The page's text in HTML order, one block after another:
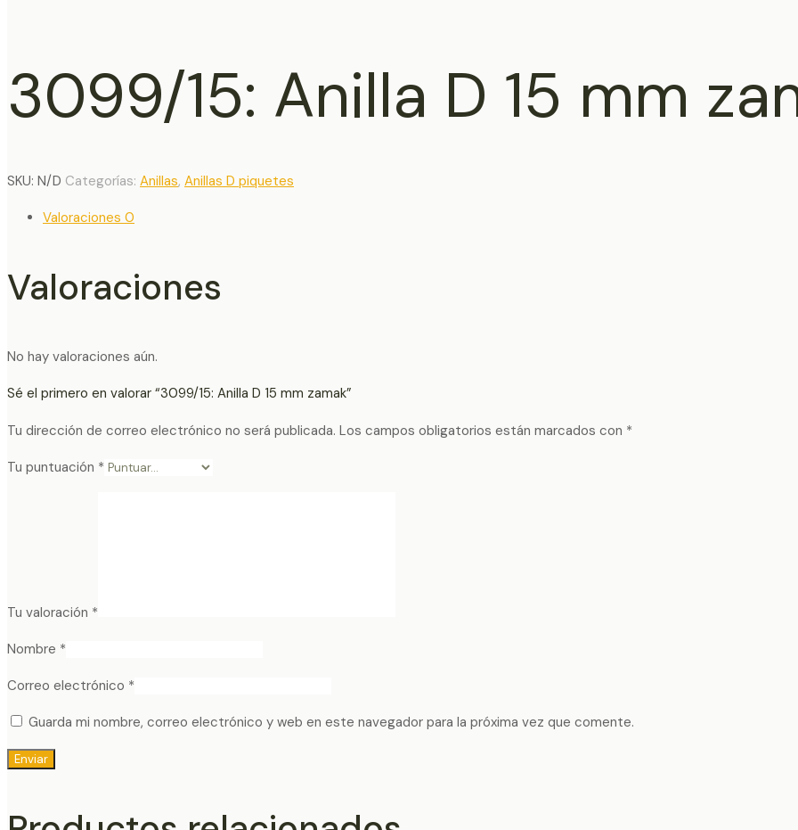
3099/15: Anilla D 15 mm
SKU: N/D Categorías: Anillas, Anillas D piquetes
Valoraciones 0
Valoraciones
No hay valoraciones aún.
Sé el primero en valorar “3099/15: Anilla D 15 mm zamak”
Tu dirección de correo electrónico no será publicada. Los campos obligatorios están marcados con *
Tu puntuación *
Tu valoración *
Nombre *
Correo electrónico *
Guarda mi nombre, correo electrónico y web en este navegador para la próxima vez que comente.